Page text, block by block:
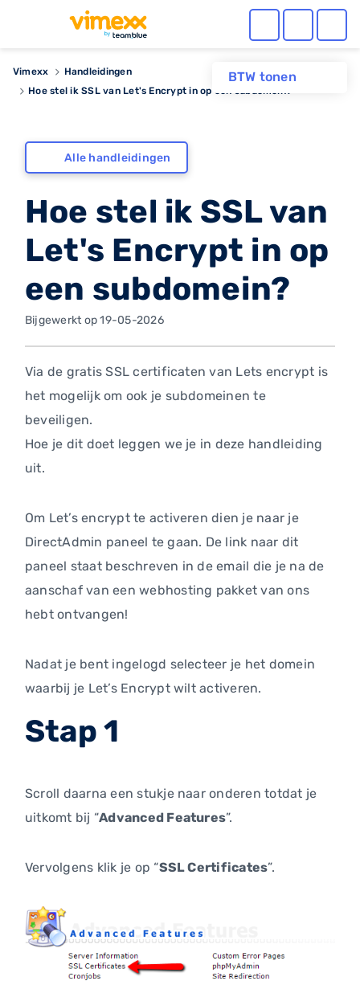
BTW tonen
Vimexx
Handleidingen
Hoe stel ik SSL van Let's Encrypt in op een subdomein?
Alle handleidingen
Hoe stel ik SSL van
Let's Encrypt in op
een subdomein?
Bijgewerkt op 19-05-2026
Via de gratis SSL certificaten van Lets encrypt is
het mogelijk om ook je subdomeinen te
beveiligen.
Hoe je dit doet leggen we je in deze handleiding
uit.
Om Let’s encrypt te activeren dien je naar je
DirectAdmin paneel te gaan. De link naar dit
paneel staat beschreven in de email die je na de
aanschaf van een webhosting pakket van ons
hebt ontvangen!
Nadat je bent ingelogd selecteer je het domein
waarbij je Let’s Encrypt wilt activeren.
Stap 1
Scroll daarna een stukje naar onderen totdat je
uitkomt bij “Advanced Features”.
Vervolgens klik je op “SSL Certificates”.